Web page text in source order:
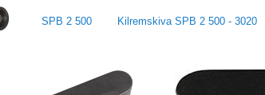
SPB 2 500 Kilremskiva SPB 2 500 - 3020